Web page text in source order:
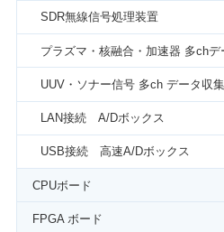
SDR無線信号処理装置
プラズマ・核融合・加速器 多ch
UUV・ソナー信号 多ch データ収
LAN接続 A/Dボックス
USB接続 高速A/Dボックス
CPUボード
FPGA ボード